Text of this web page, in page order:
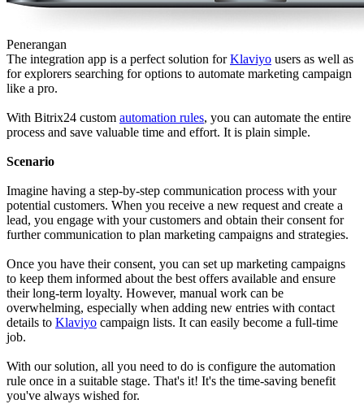
Penerangan
The integration app is a perfect solution forKlaviyo users as well as
for explorers searching for options to automate marketing campaign
like a pro.
With Bitrix24 custom automation rules, you can automate the entire
process and save valuable time and effort. It is plain simple.
Scenario
Imagine having a step-by-step communication process with your
potential customers. When you receive a new request and create a
lead, you engage with your customers and obtain their consent for
further communication to plan marketing campaigns and strategies.
Once you have their consent, you can set up marketing campaigns
to keep them informed about the best offers available and ensure
their long-term loyalty. However, manual work can be
overwhelming, especially when adding new entries with contact
details to Klaviyo campaign lists. It can easily become a full-time
job.
With our solution, all you need to do is configure the automation
rule once in a suitable stage. That's it! It's the time-saving benefit
you've always wished for.